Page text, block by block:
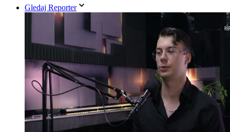
Gledaj Reporter